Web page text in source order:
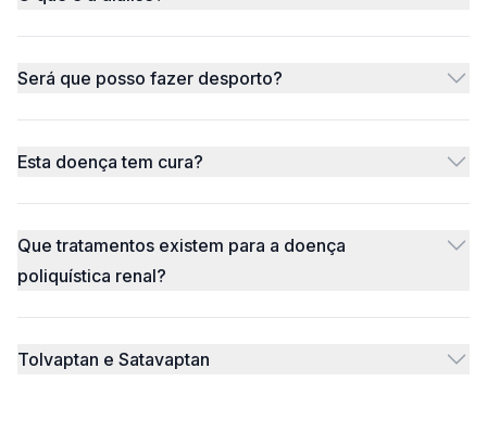
Será que posso fazer desporto?
Esta doença tem cura?
Que tratamentos existem para a doença
poliquística renal?
Tolvaptan e Satavaptan